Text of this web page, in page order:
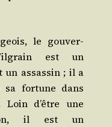
le gou­ver­
est un
un assas­sin ; il a
sa for­tune dans
Loin d’être une
il est un